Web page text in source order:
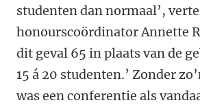
studenten dan normaal’,
honourscoördinator Annette
dit geval 65 in plaats van de
15 á 20 studenten.’ Zonder
was een conferentie als